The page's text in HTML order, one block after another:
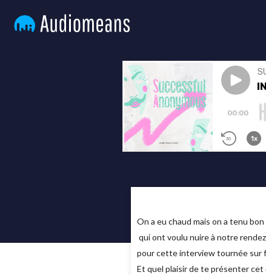
On a eu chaud mais on a tenu
qui ont voulu nuire à notre
pour cette interview tournée sur
Et quel plaisir de te présenter